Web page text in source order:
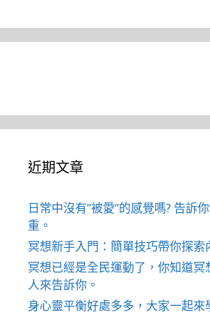
近期文章
日常中沒有”被愛”的感覺嗎? 告訴
重。
冥想新手入門：簡單技巧帶你探索
冥想已經是全民運動了，你知道冥
人來告訴你。
身心靈平衡好處多多，大家一起來